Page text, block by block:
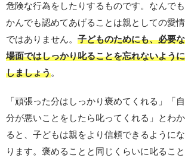
危険な行為をしたりするものです。なんでも
かんでも認めてあげることは親としての愛情
ではありません。 子どものためにも、必要な
場面ではしっかり叱ることを忘れないように
しましょう。
「頑張った分はしっかり褒めてくれる」「自
分が悪いことをしたら叱ってくれる」とわか
ると、子どもは親をより信頼できるようにな
ります。褒めることと同じくらいに叱ること